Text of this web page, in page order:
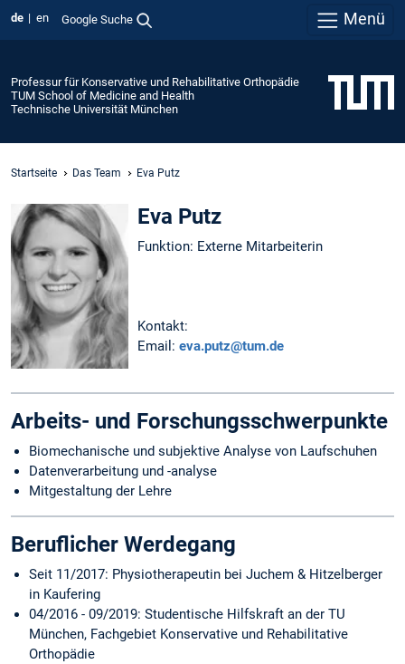
de en Google Suche Menü
Professur für Konservative und Rehabilitative Orthopädie
TUM School of Medicine and Health
Technische Universität München
Startseite Das Team Eva Putz
Eva Putz
Funktion: Externe Mitarbeiterin
Kontakt:
Email: eva.putz@tum.de
Arbeits- und Forschungsschwerpunkte
Biomechanische und subjektive Analyse von Laufschuhen
Datenverarbeitung und -analyse
Mitgestaltung der Lehre
Beruflicher Werdegang
Seit 11/2017: Physiotherapeutin bei Juchem & Hitzelberger
in Kaufering
04/2016 - 09/2019: Studentische Hilfskraft an der TU
München, Fachgebiet Konservative und Rehabilitative
Orthopädie